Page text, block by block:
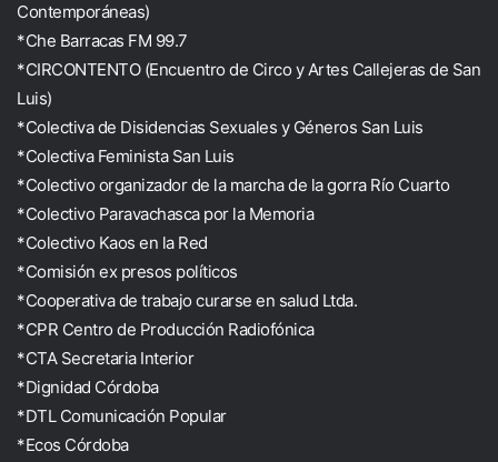
Contemporáneas)
*Che Barracas FM 99.7
*CIRCONTENTO (Encuentro de Circo y Artes Callejeras de San
Luis)
*Colectiva de Disidencias Sexuales y Géneros San Luis
*Colectiva Feminista San Luis
*Colectivo organizador de la marcha de la gorra Río Cuarto
*Colectivo Paravachasca por la Memoria
*Colectivo Kaos en la Red
*Comisión ex presos políticos
*Cooperativa de trabajo curarse en salud Ltda.
*CPR Centro de Producción Radiofónica
*CTA Secretaria Interior
*Dignidad Córdoba
*DTL Comunicación Popular
*Ecos Córdoba